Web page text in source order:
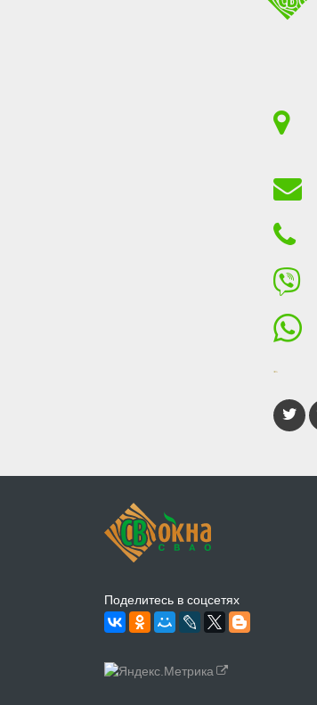
Поделитесь в соцсетях